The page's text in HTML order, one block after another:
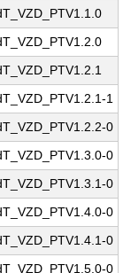
1
0
0
0
0
0
0